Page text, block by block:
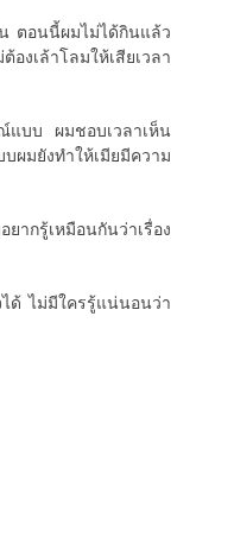
ตอนนี้ผมไม่ได้กินแล้ว
องเล้าโลมให้เสียเวลา
แบบ ผมชอบเวลาเห็น
ผมยังทำให้เมียมีความ
ากรู้เหมือนกันว่าเรื่อง
ด้ ไม่มีใครรู้แน่นอนว่า